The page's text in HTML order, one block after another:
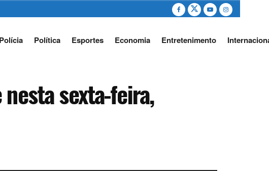
Polícia Política Esportes Economia Entretenimento
sexta-feira,